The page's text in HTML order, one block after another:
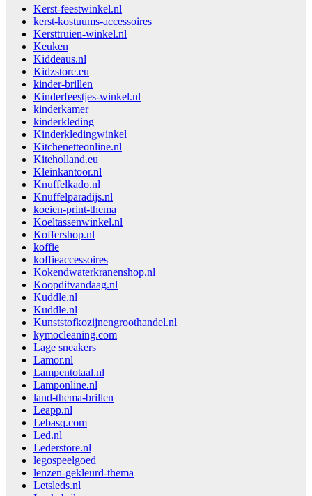
Kerst-feestwinkel.nl
kerst-kostuums-accessoires
Kersttruien-winkel.nl
Keuken
Kiddeaus.nl
Kidzstore.eu
kinder-brillen
Kinderfeestjes-winkel.nl
kinderkamer
kinderkleding
Kinderkledingwinkel
Kitchenetteonline.nl
Kiteholland.eu
Kleinkantoor.nl
Knuffelkado.nl
Knuffelparadijs.nl
koeien-print-thema
Koeltassenwinkel.nl
Koffershop.nl
koffie
koffieaccessoires
Kokendwaterkranenshop.nl
Koopditvandaag.nl
Kuddle.nl
Kuddle.nl
Kunststofkozijnengroothandel.nl
kymocleaning.com
Lage sneakers
Lamor.nl
Lampentotaal.nl
Lamponline.nl
land-thema-brillen
Leapp.nl
Lebasq.com
Led.nl
Lederstore.nl
legospeelgoed
lenzen-gekleurd-thema
Letsleds.nl